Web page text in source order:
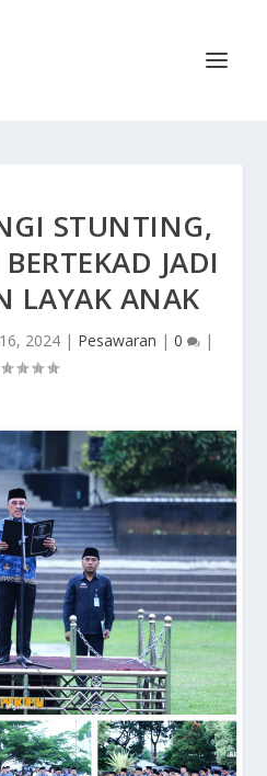
STUNTING,
JADI
LAYAK ANAK
2024| Pesawaran | 0 |